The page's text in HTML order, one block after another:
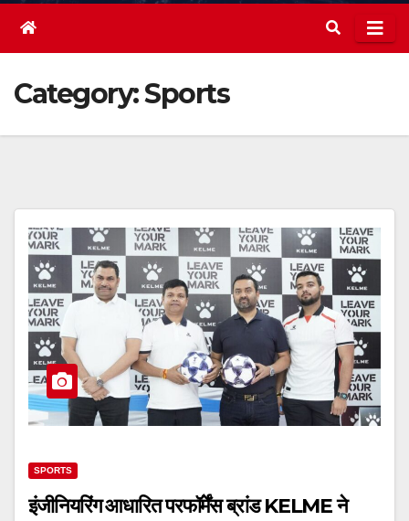
Category:Sports
SPORTS
इंजीनियरिंग आधारित परफॉर्मेंस ब्रांड KELME ने